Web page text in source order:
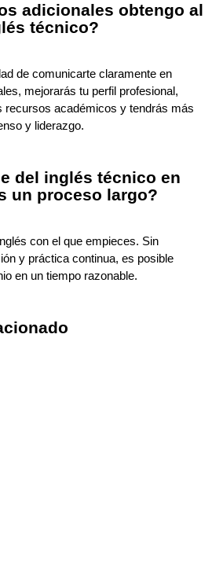
adicionales obtengo al
técnico?
de comunicarte claramente en
mejorarás tu perfil profesional,
recursos académicos y tendrás más
y liderazgo.
del inglés técnico en
un proceso largo?
con el que empieces. Sin
y práctica continua, es posible
en un tiempo razonable.